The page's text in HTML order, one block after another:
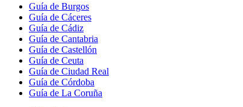
Guía de Burgos
Guía de Cáceres
Guía de Cádiz
Guía de Cantabria
Guía de Castellón
Guía de Ceuta
Guía de Ciudad Real
Guía de Córdoba
Guía de La Coruña